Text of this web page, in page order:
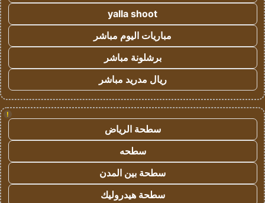
yalla shoot
مباريات اليوم مباشر
برشلونة مباشر
ريال مدريد مباشر
!
سطحة الرياض
سطحه
سطحة بين المدن
سطحة هيدروليك